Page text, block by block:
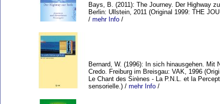
Bays, B. (2011): The Journey. Der Highway
Berlin: Ullstein, 2011 (Original 1999: THE
/ mehr Info /
Bernard, W. (1996): In sich hinausgehen. Mit
Credo. Freiburg im Breisgau: VAK, 1996
Le Chant des Sirènes - La P.N.L. et la
sensorielle.) / mehr Info /